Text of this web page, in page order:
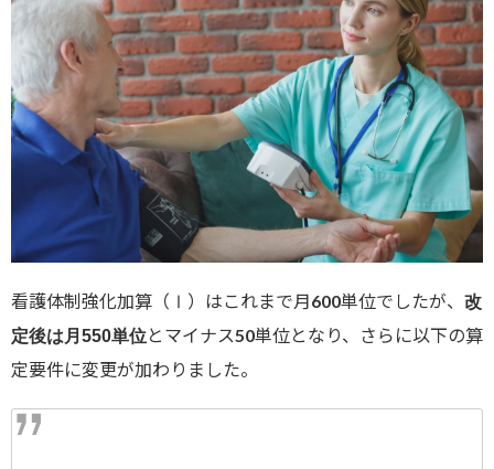
看護体制強化加算（Ⅰ）はこれまで月600単位でしたが、 改
定後は月550単位とマイナス50単位となり、さらに以下の算
定要件に変更が加わりました。